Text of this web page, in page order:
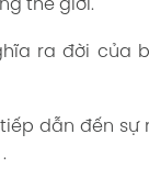
thế giới.
ra đời của
dẫn đến sự